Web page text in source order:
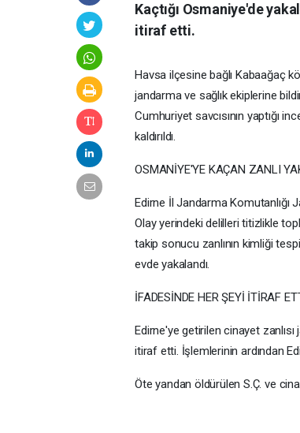
Kaçtığı Osmaniye'de
itiraf etti.
Havsa ilçesine bağlı Kabaağaç
jandarma ve sağlık ekiplerine
Cumhuriyet savcısının yaptığı
kaldırıldı.
OSMANİYE'YE KAÇAN ZANLI
Edirne İl Jandarma Komutanlığı
Olay yerindeki delilleri titizlikle
takip sonucu zanlının kimliği
evde yakalandı.
İFADESİNDE HER ŞEYİ İTİRAF
Edirne'ye getirilen cinayet
itiraf etti. İşlemlerinin ardından
Öte yandan öldürülen S.Ç. ve